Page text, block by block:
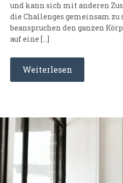
und kann sich mit anderen
die Challenges gemeinsam zu
beanspruchen den ganzen
auf eine […]
Weiterlesen